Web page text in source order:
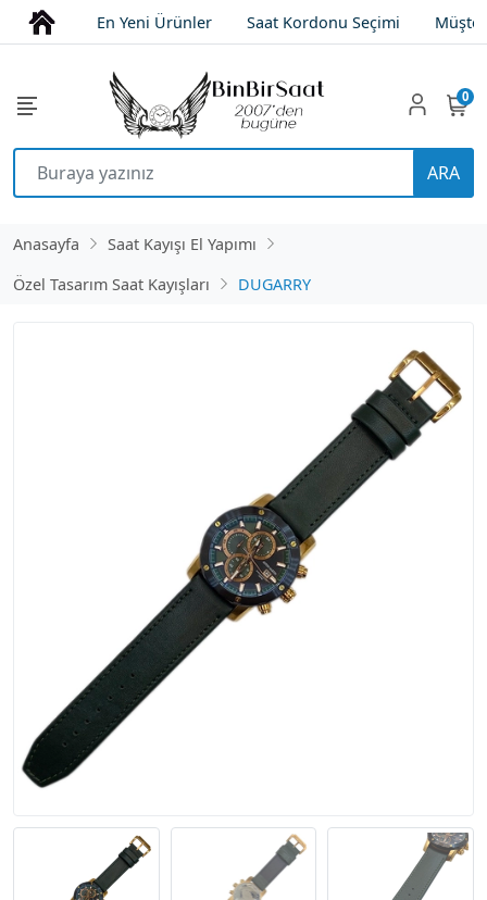
En Yeni Ürünler Saat Kordonu Seçimi
ARA
0
Anasayfa
Saat Kayışı El Yapımı
Özel Tasarım Saat Kayışları
DUGARRY